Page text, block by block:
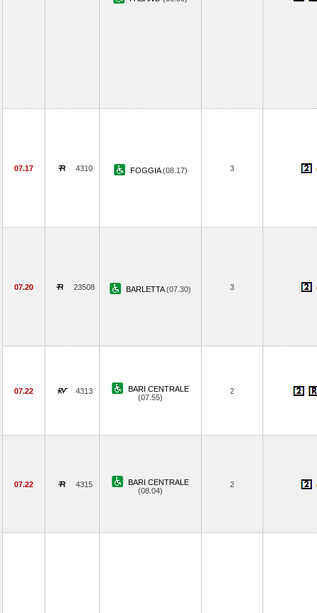
07.17 4310 FOGGIA(08.17) 3
07.20 23508 BARLETTA(07.30) 3
07.22 4313
BARI CENTRALE
(07.55)
2
07.22 4315
BARI CENTRALE
(08.04)
2